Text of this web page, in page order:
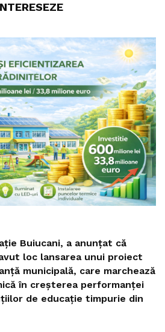
Buiucani, a anunțat că
loc lansarea unui proiect
municipală, care marchează
în creșterea performanței
de educație timpurie din